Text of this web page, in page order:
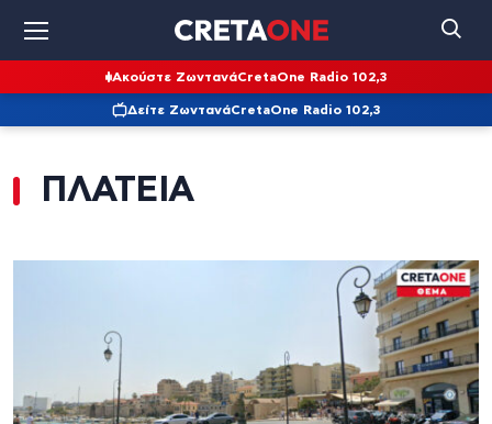
Ακούστε ΖωντανάCretaOne Radio 102,3
Δείτε ΖωντανάCretaOne Radio 102,3
ΠΛΑΤΕΙΑ